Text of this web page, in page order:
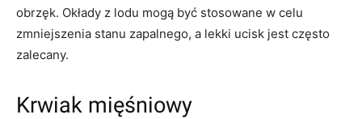
obrzęk. Okłady z lodu mogą być stosowane w celu
zmniejszenia stanu zapalnego, a lekki ucisk jest często
zalecany.
Krwiak mięśniowy